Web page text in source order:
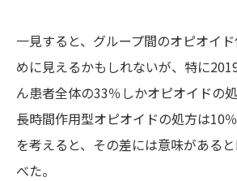
一見すると、グループ間のオピオイ
めに見えるかもしれないが、特に
ん患者全体の33％しかオピオイドの
長時間作用型オピオイドの処方は10
を考えると、その差には意味がある
べた。